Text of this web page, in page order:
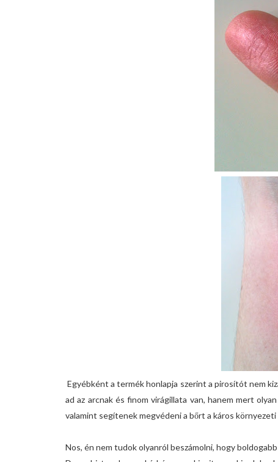
Egyébként a termék honlapja szerint a pirosítót nem
ad az arcnak és finom virágillata van, hanem mert
valamint segítenek megvédeni a bőrt a káros
Nos, én nem tudok olyanról beszámolni, hogy